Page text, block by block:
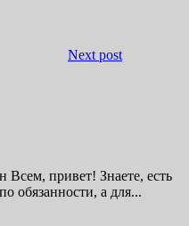
Next post
Всем, привет! Знаете, есть
обязанности, а для...